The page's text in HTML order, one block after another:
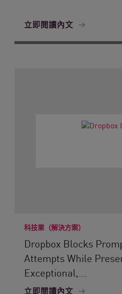
立即閱讀內文
科技業（解決方案）
Dropbox Blocks
Attempts While
Exceptional,...
立即閱讀內文